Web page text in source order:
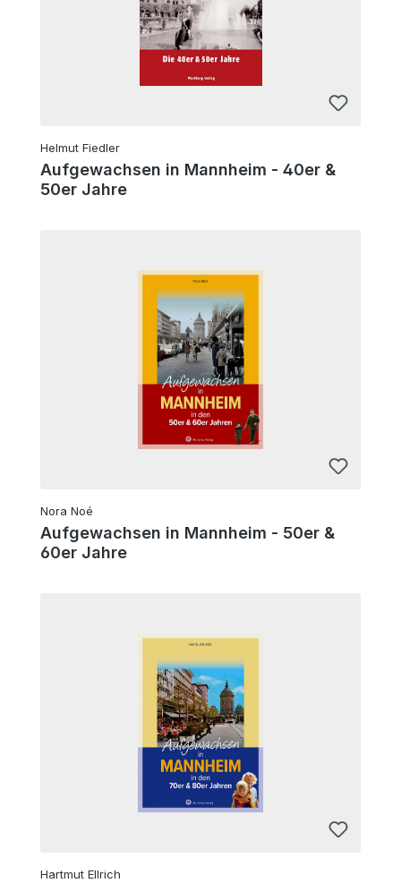
Helmut Fiedler
Aufgewachsen in Mannheim - 40er &
50er Jahre
Nora Noé
Aufgewachsen in Mannheim - 50er &
60er Jahre
Hartmut Ellrich